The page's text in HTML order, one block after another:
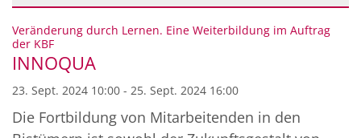
Datum: 23. September 2024
Veränderung durch Lernen. Eine Weiterbildung im Auftrag
der KBF:
INNOQUA
23. Sept. 2024 10:00 - 25. Sept. 2024 16:00
Die Fortbildung von Mitarbeitenden in den